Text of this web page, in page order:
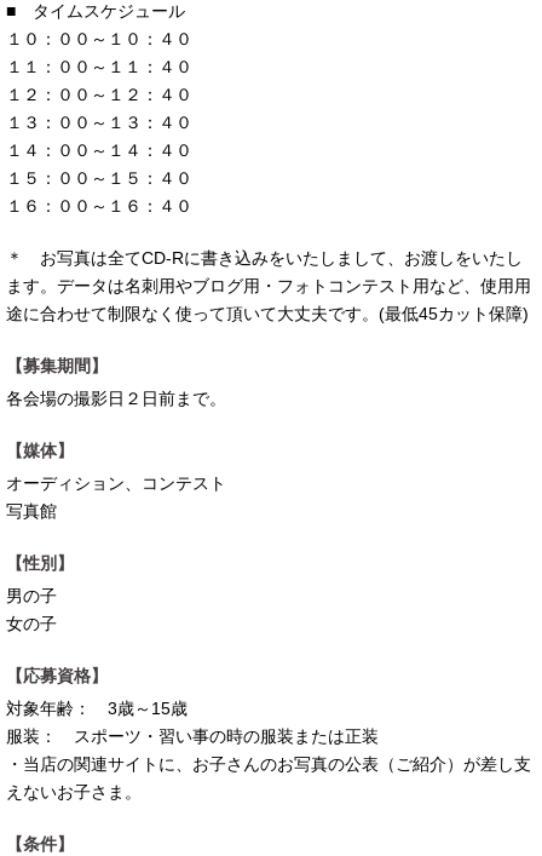
■ タイムスケジュール
１０：００～１０：４０
１１：００～１１：４０
１２：００～１２：４０
１３：００～１３：４０
１４：００～１４：４０
１５：００～１５：４０
１６：００～１６：４０
＊ お写真は全てCD-Rに書き込みをいたしまして、お渡しをいたし
ます。データは名刺用やブログ用・フォトコンテスト用など、使用用
途に合わせて制限なく使って頂いて大丈夫です。(最低45カット保障)
【募集期間】
各会場の撮影日２日前まで。
【媒体】
オーディション、コンテスト
写真館
【性別】
男の子
女の子
【応募資格】
対象年齢： 3歳～15歳
服装： スポーツ・習い事の時の服装または正装
・当店の関連サイトに、お子さんのお写真の公表（ご紹介）が差し支
えないお子さま。
【条件】